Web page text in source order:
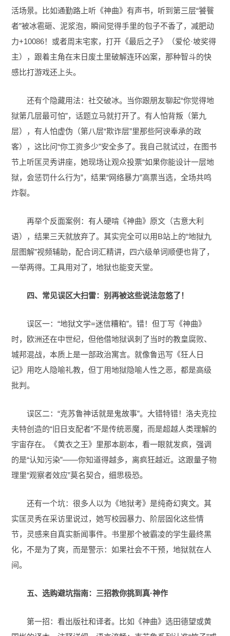
活场景。比如通勤路上听《神曲》有声书，听到第三层“饕餮
者”被冰雹砸、泥浆泡，瞬间觉得手里的包子不香了，减肥动
力+10086！或者周末宅家，打开《最后之子》（爱伦·坡奖得
主），跟着主角在末日废土里破解连环凶案，那种智斗的快
感比打游戏还上头。
还有个隐藏用法：社交破冰。当你跟朋友聊起“你觉得地
狱第几层最可怕”，话题立马就打开了。有人怕背叛（第九
层），有人怕虚伪（第八层“欺诈层”里那些阿谀奉承的政
客），这比问“你工资多少”安全多了。我自己就试过，在图书
节上听匡灵秀讲座，她现场让观众投票“如果你能设计一层地
狱，会惩罚什么行为”，结果“网络暴力”高票当选，全场共鸣
炸裂。
再举个反面案例：有人硬啃《神曲》原文（古意大利
语），结果三天就放弃了。其实完全可以用B站上的“地狱九
层图解”视频辅助，配合词汇精讲，四六级单词顺便也背了，
一举两得。工具用对了，地狱也能变天堂。
四、常见误区大扫雷：别再被这些说法忽悠了！
误区一：“地狱文学=迷信糟粕”。错！但丁写《神曲》
时，欧洲还在中世纪，但他借地狱讽刺了当时的教皇腐败、
城邦混战，本质上是一部政治寓言。就像鲁迅写《狂人日
记》用吃人隐喻礼教，但丁用地狱隐喻人性之恶，都是高级
批判。
误区二：“克苏鲁神话就是鬼故事”。大错特错！洛夫克拉
夫特创造的“旧日支配者”不是传统恶魔，而是超越人类理解的
宇宙存在。《黄衣之王》里那本剧本，看一眼就发疯，强调
的是“认知污染”——你知道得越多，离疯狂越近。这跟量子物
理里“观察者效应”莫名契合，细思极恐。
还有一个坑：很多人以为《地狱考》是纯奇幻爽文。其
实匡灵秀在采访里说过，她写校园暴力、阶层固化这些情
节，灵感来自真实新闻事件。书里那个被霸凌的学生最终黑
化，不是为了爽，而是警示：如果社会不干预，地狱就在人
间。
五、选购避坑指南：三招教你挑到真·神作
第一招：看出版社和译者。比如《神曲》选田德望或黄